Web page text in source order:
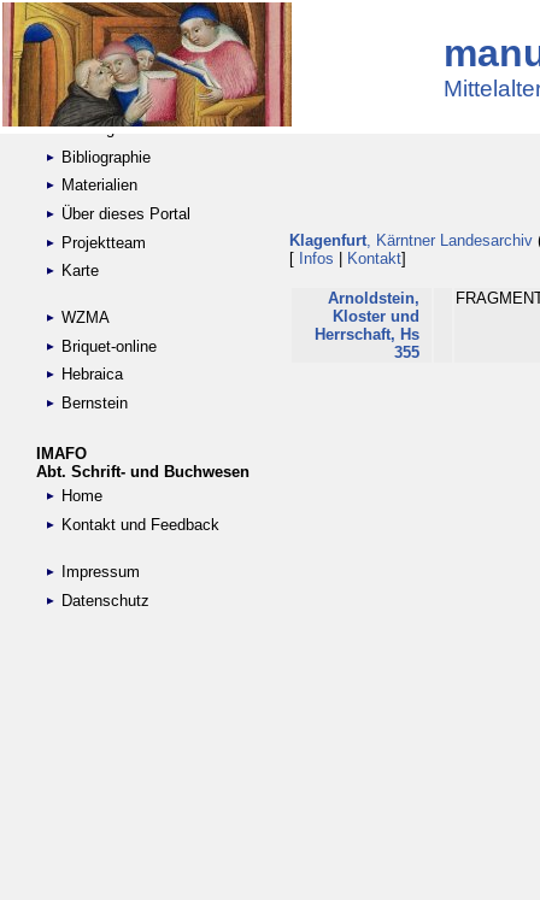
Suche
Handschriftensammlungen
Digitalisierte Handschriften
Kataloge
Bibliographie
Materialien
Über dieses Portal
Projektteam
Karte
WZMA
Briquet-online
Hebraica
Bernstein
IMAFO
Abt. Schrift- und Buchwesen
Home
Kontakt und Feedback
Impressum
Datenschutz
Klagenfurt , Kärntner Landesarchiv
[ Infos | Kontakt]
Arnoldstein,
Kloster und
Herrschaft, Hs
355